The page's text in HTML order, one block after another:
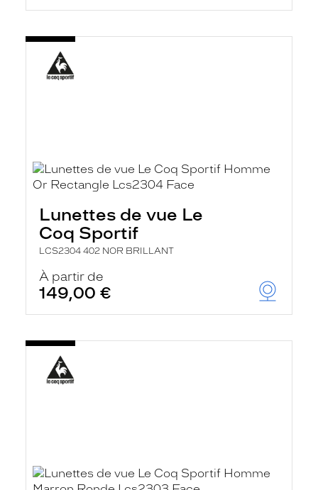
Lunettes de vue Le
Coq Sportif
LCS2304 402 NOR BRILLANT
À partir de
149,00 €